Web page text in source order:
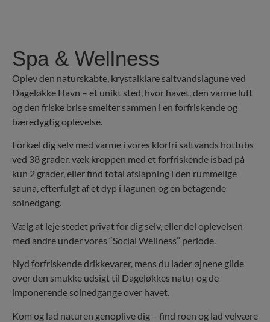
Spa & Wellness
Oplev den naturskabte, krystalklare saltvandslagune ved
Dageløkke Havn – et unikt sted, hvor havet, den varme luft
og den friske brise smelter sammen i en forfriskende og
bæredygtig oplevelse.
Forkæl dig selv med varme i vores klorfri saltvands hottubs
ved 38 grader, væk kroppen med et forfriskende isbad på
kun 2 grader, eller find total afslapning i den rummelige
sauna, efterfulgt af et dyp i lagunen og en betagende
solnedgang.
Vælg at leje stedet privat for dig selv, eller del oplevelsen
med andre under vores “Social Wellness” periode.
Nyd forfriskende drikkevarer, mens du lader øjnene glide
over den smukke udsigt til Dageløkkes natur og de
imponerende solnedgange over havet.
Kom og lad naturen genoplive dig – find roen og lad velvære